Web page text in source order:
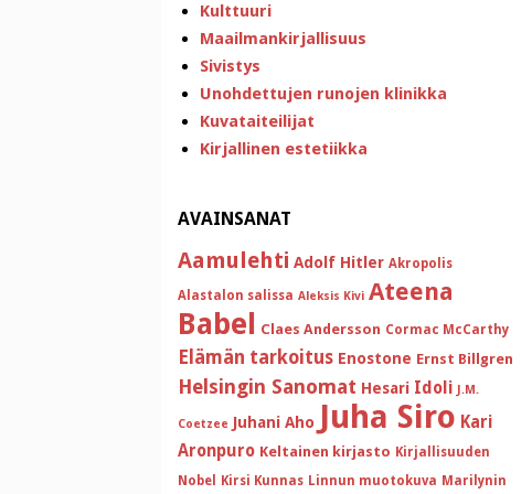
Kulttuuri
Maailmankirjallisuus
Sivistys
Unohdettujen runojen klinikka
Kuvataiteilijat
Kirjallinen estetiikka
AVAINSANAT
Aamulehti Adolf Hitler Akropolis
Alastalon salissa Aleksis Kivi Ateena
Babel Claes Andersson Cormac McCarthy
Elämän tarkoitus Enostone Ernst Billgren
Helsingin Sanomat Hesari Idoli J.M.
Coetzee Juhani Aho Juha Siro Kari
Aronpuro Keltainen kirjasto Kirjallisuuden
Nobel
Kirsi Kunnas Linnun muotokuva Marilynin